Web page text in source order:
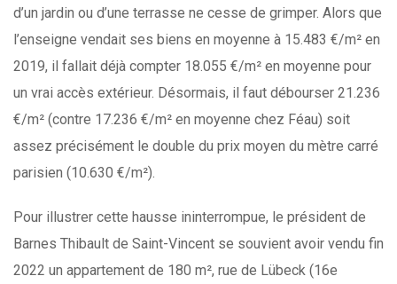
d’un jardin ou d’une terrasse ne cesse de grimper. Alors que
l’enseigne vendait ses biens en moyenne à 15.483 €/m² en
2019, il fallait déjà compter 18.055 €/m² en moyenne pour
un vrai accès extérieur. Désormais, il faut débourser 21.236
€/m² (contre 17.236 €/m² en moyenne chez Féau) soit
assez précisément le double du prix moyen du mètre carré
parisien (10.630 €/m²).
Pour illustrer cette hausse ininterrompue, le président de
Barnes Thibault de Saint-Vincent se souvient avoir vendu fin
2022 un appartement de 180 m², rue de Lübeck (16e